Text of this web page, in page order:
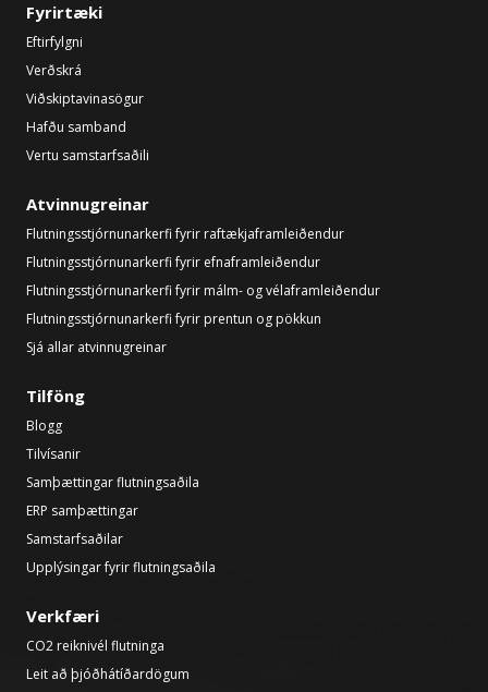
Fyrirtæki
Eftirfylgni
Verðskrá
Viðskiptavinasögur
Hafðu samband
Vertu samstarfsaðili
Atvinnugreinar
Flutningsstjórnunarkerfi fyrir raftækjaframleiðendur
Flutningsstjórnunarkerfi fyrir efnaframleiðendur
Flutningsstjórnunarkerfi fyrir málm- og vélaframleiðendur
Flutningsstjórnunarkerfi fyrir prentun og pökkun
Sjá allar atvinnugreinar
Tilföng
Blogg
Tilvísanir
Samþættingar flutningsaðila
ERP samþættingar
Samstarfsaðilar
Upplýsingar fyrir flutningsaðila
Verkfæri
CO2 reiknivél flutninga
Leit að þjóðhátíðardögum